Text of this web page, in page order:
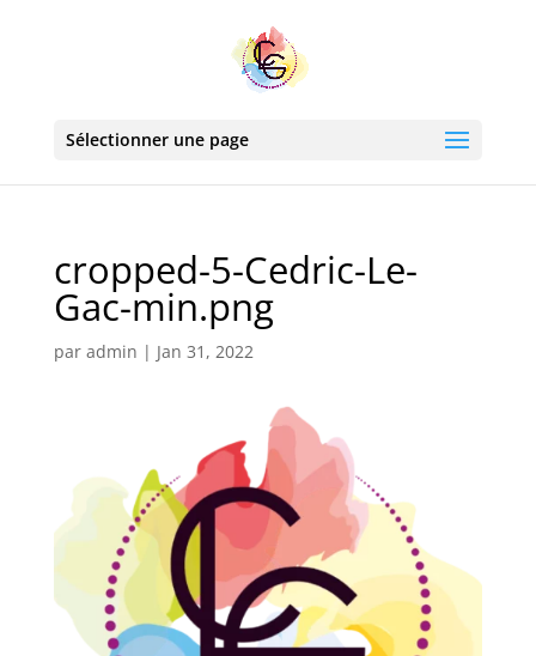
Sélectionner une page
cropped-5-Cedric-Le-
Gac-min.png
par admin | Jan 31, 2022